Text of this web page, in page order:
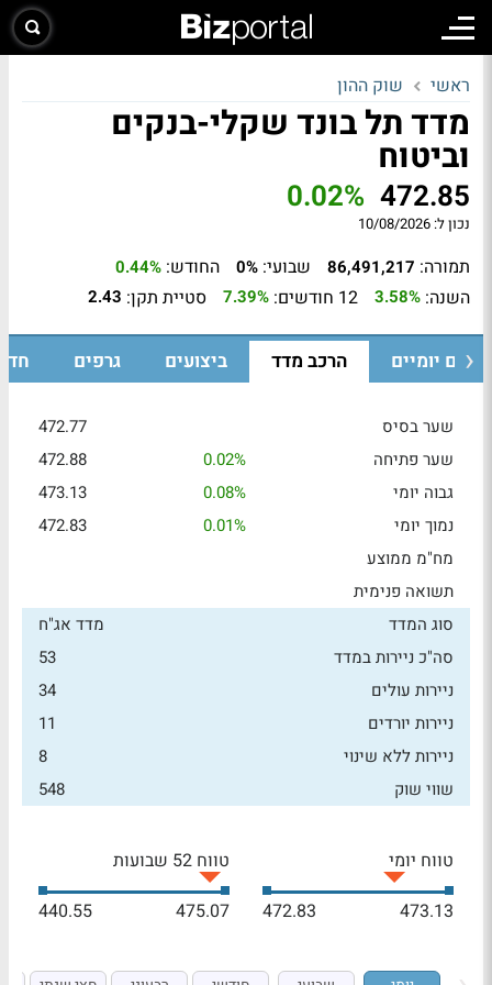
ראשי שוק ההון
מדד תל בונד שקלי-בנקים
וביטוח
472.85
0.02%
נכון ל: 10/08/2026
תמורה: 86,491,217 שבועי: 0% החודש: 0.44%
השנה: 3.58% 12 חודשים: 7.39% סטיית תקן: 2.43
יומיים הרכב מדד ביצועים גרפים
שער בסיס
472.77
שער פתיחה
0.02%
472.88
גבוה יומי
0.08%
473.13
נמוך יומי
0.01%
472.83
מח"מ ממוצע
תשואה פנימית
סוג המדד
מדד אג"ח
סה"כ ניירות במדד
53
ניירות עולים
34
ניירות יורדים
11
ניירות ללא שינוי
8
שווי שוק
548
טווח יומי
473.13
472.83
טווח 52 שבועות
475.07
440.55